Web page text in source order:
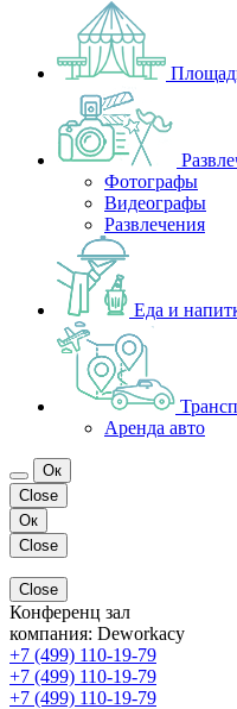
Фотографы
Видеографы
Развлечения
Еда и
Аренда авто
Ок
Close
Ок
Close
Close
Конференц зал
компания: Deworkacy
+7 (499) 110-19-79
+7 (499) 110-19-79
+7 (499) 110-19-79